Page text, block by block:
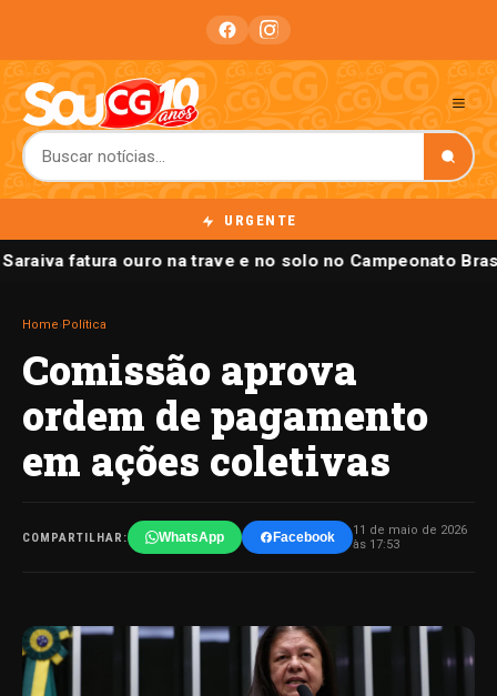
URGENTE
fatura ouro na trave e no solo no Campeonato
Home Política
Comissão aprova
ordem de pagamento
em ações coletivas
COMPARTILHAR: WhatsApp Facebook
11 de maio de 2026
às 17:53